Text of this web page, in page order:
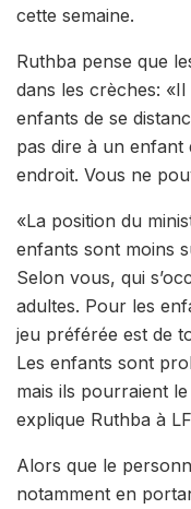
cette semaine.
Ruthba pense que
dans les crèches:
enfants de se
pas dire à un enfant
endroit. Vous ne
«La position du
enfants sont moins
Selon vous, qui
adultes. Pour les
jeu préférée est de
Les enfants sont
mais ils pourraient
explique Ruthba à
Alors que le
notamment en